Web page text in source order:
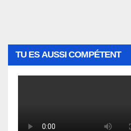
TU ES AUSSI COMPÉTENT